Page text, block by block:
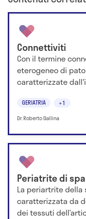
Connettiviti
Con il termine
eterogeneo di
caratterizzate
GERIATRIA +1
Dr. Roberto Gallina
Periatrite di
La periartrite della
caratterizzata da
dei tessuti